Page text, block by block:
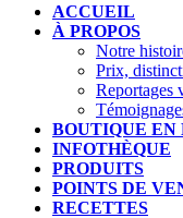
ACCUEIL
À PROPOS
Notre
Prix,
Reportages
BOUTIQUE EN
INFOTHÈQUE
PRODUITS
POINTS DE
RECETTES